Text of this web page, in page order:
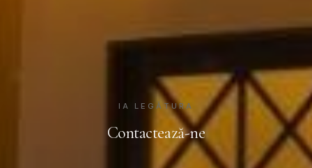
IA LEGĂTURA
Contactează-ne